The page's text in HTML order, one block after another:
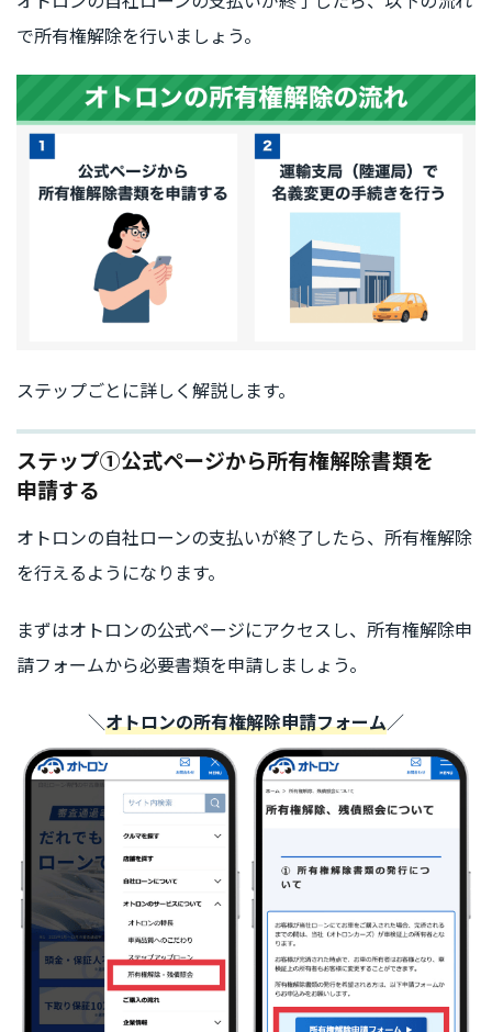
で所有権解除を行いましょう。
ステップごとに詳しく解説します。
ステップ①公式ページから所有権解除書類を
申請する
オトロンの自社ローンの支払いが終了したら、所有権解除
を行えるようになります。
まずはオトロンの公式ページにアクセスし、所有権解除申
請フォームから必要書類を申請しましょう。
＼オトロンの所有権解除申請フォーム／